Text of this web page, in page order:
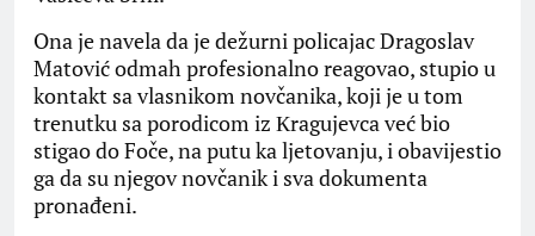
Ona je navela da je dežurni policajac Dragoslav
Matović odmah profesionalno reagovao, stupio u
kontakt sa vlasnikom novčanika, koji je u tom
trenutku sa porodicom iz Кragujevca već bio
stigao do Foče, na putu ka ljetovanju, i obavijestio
ga da su njegov novčanik i sva dokumenta
pronađeni.